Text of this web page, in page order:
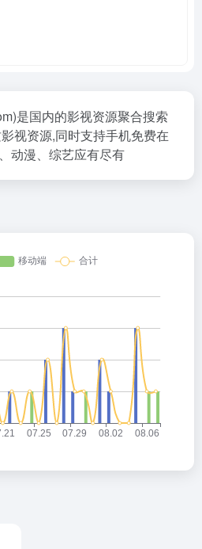
是国内的影视资源聚合搜索
视资源,同时支持手机免费在
动漫、综艺应有尽有